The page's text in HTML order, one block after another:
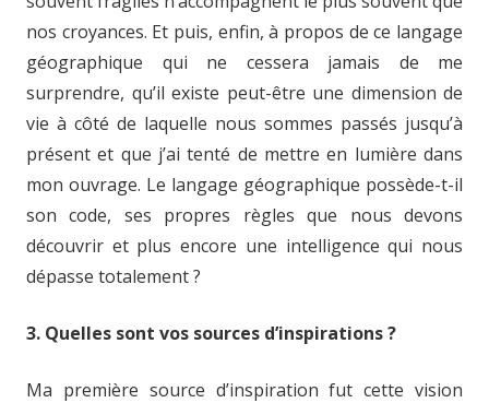
nos croyances. Et puis, enfin, à propos de ce langage
géographique qui ne cessera jamais de me
surprendre, qu’il existe peut-être une dimension de
vie à côté de laquelle nous sommes passés jusqu’à
présent et que j’ai tenté de mettre en lumière dans
mon ouvrage. Le langage géographique possède-t-il
son code, ses propres règles que nous devons
découvrir et plus encore une intelligence qui nous
dépasse totalement ?
3. Quelles sont vos sources d’inspirations ?
Ma première source d’inspiration fut cette vision